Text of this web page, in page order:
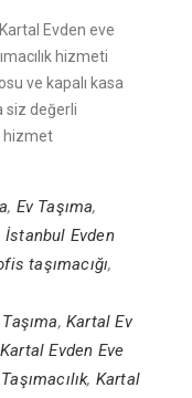
Evden eve
hizmeti
ve kapalı kasa
siz değerli
hizmet
, Ev Taşıma,
İstanbul Evden
taşımacığı,
, Kartal Ev
Kartal Evden Eve
, Kartal